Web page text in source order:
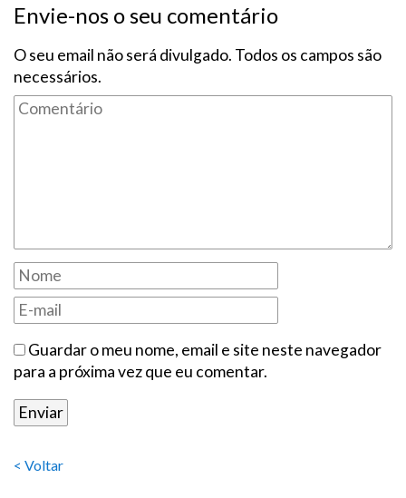
Envie-nos o seu comentário
O seu email não será divulgado. Todos os campos são
necessários.
Guardar o meu nome, email e site neste navegador
para a próxima vez que eu comentar.
< Voltar